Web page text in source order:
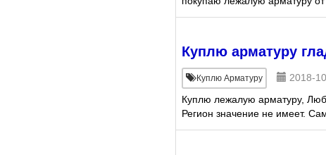
Куплю арматуру
Куплю Арматуру
2018-
Куплю лежалую арматуру,
Регион значение не имеет.